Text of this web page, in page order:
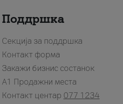
Поддршка
Секција за поддршка
Контакт форма
Закажи бизнис состанок
A1 Продажни места
Контакт центар 077 1234